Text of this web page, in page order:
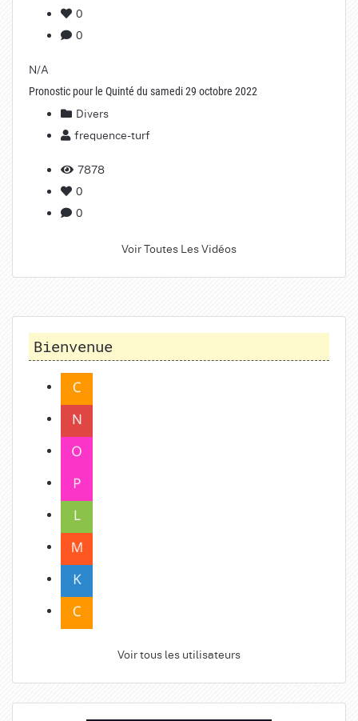
0
0
N/A
Pronostic pour le Quinté du samedi 29 octobre 2022
Divers
frequence-turf
7878
0
0
Voir Toutes Les Vidéos
Bienvenue
Voir tous les utilisateurs